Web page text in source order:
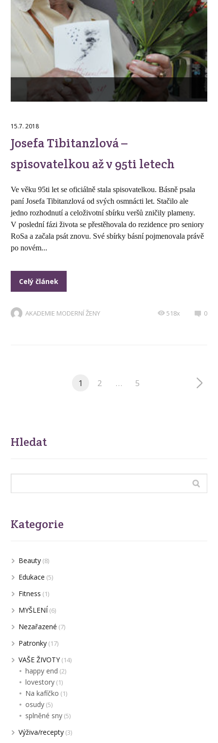
15.7. 2018
Josefa Tibitanzlová –
spisovatelkou až v 95ti letech
Ve věku 95ti let se oficiálně stala spisovatelkou. Básně psala
paní Josefa Tibitanzlová od svých osmnácti let. Stačilo ale
jedno rozhodnutí a celoživotní sbírku veršů zničily plameny.
V poslední fázi života se přestěhovala do rezidence pro seniory
RoSa a začala psát znovu. Své sbírky básní pojmenovala právě
po novém...
Celý článek
AKADEMIE MODERNÍ ŽENY 0
518x
1 2 … 5
Hledat
Kategorie
Beauty (8)
Edukace (5)
Fitness (1)
MYŠLENÍ (6)
Nezařazené (7)
Patronky (17)
VAŠE ŽIVOTY(14)
happy end (2)
lovestory (1)
Na kafíčko (1)
osudy (5)
splněné sny (5)
Výživa/recepty (3)